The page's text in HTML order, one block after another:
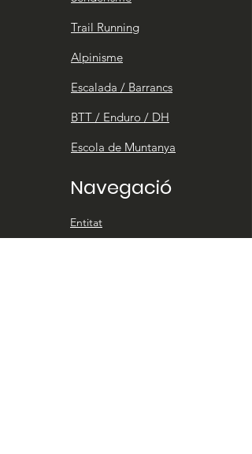
Trail Running
Alpinisme
Escalada / Barrancs
BTT / Enduro / DH
Escola de Muntanya
Navegació
Entitat